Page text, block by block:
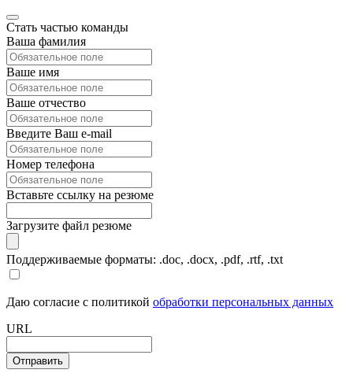
Стать частью команды
Ваша фамилия
Ваше имя
Ваше отчество
Введите Ваш e-mail
Номер телефона
Вставьте ссылку на резюме
Загрузите файл резюме
Поддерживаемые форматы: .doc, .docx, .pdf, .rtf, .txt
Даю согласие с политикой обработки персональных данных
URL